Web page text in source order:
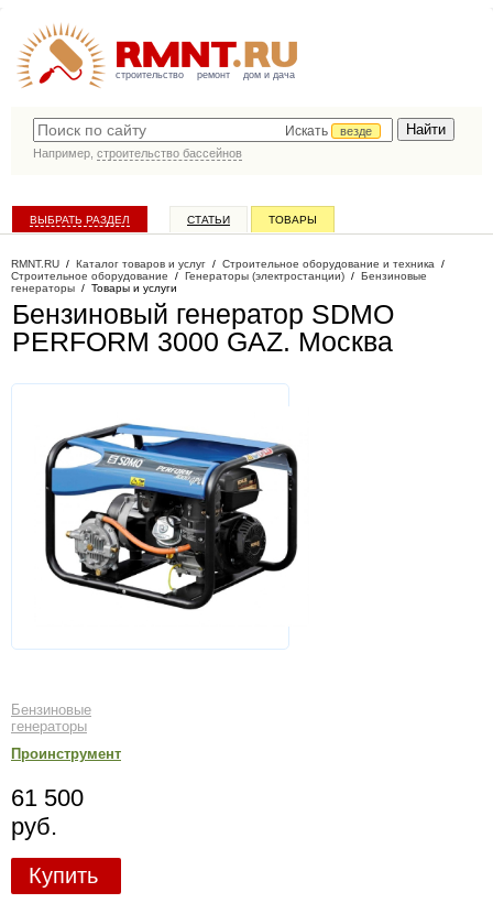
строительство ремонт дом и дача
Искать
везде
Например, строительство бассейнов
ВЫБРАТЬ РАЗДЕЛ СТАТЬИ ТОВАРЫ
RMNT.RU / Каталог товаров и услуг / Строительное оборудование и техника /
Строительное оборудование / Генераторы (электростанции) / Бензиновые
генераторы / Товары и услуги
Бензиновый генератор SDMO
PERFORM 3000 GAZ. Москва
Бензиновые
генераторы
Проинструмент
61 500
руб.
Купить